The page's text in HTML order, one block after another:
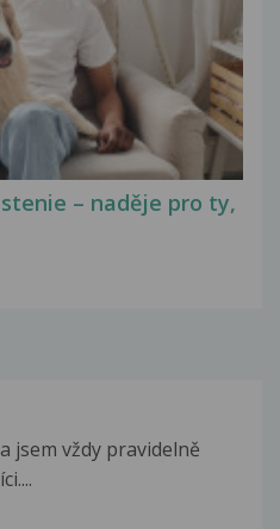
– naděje pro ty,
jsem vždy pravidelně